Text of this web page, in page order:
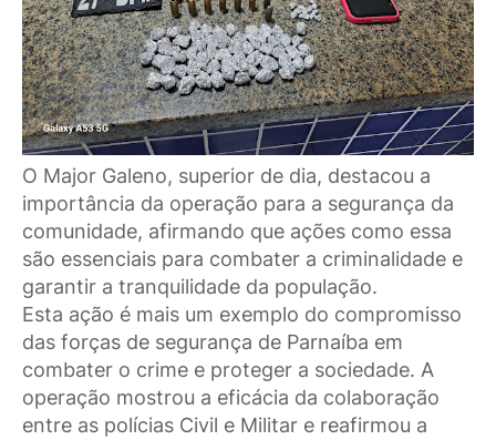
O Major Galeno, superior de dia, destacou a
importância da operação para a segurança da
comunidade, afirmando que ações como essa
são essenciais para combater a criminalidade e
garantir a tranquilidade da população.
Esta ação é mais um exemplo do compromisso
das forças de segurança de Parnaíba em
combater o crime e proteger a sociedade. A
operação mostrou a eficácia da colaboração
entre as polícias Civil e Militar e reafirmou a